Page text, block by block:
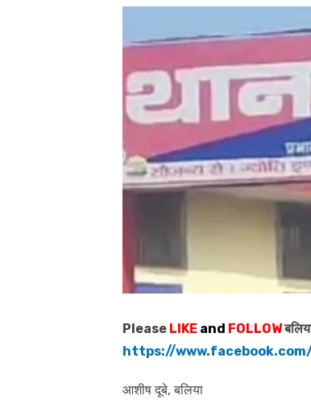
Please LIKE and FOLLOW
https://
आशीष दूबे, बलिया